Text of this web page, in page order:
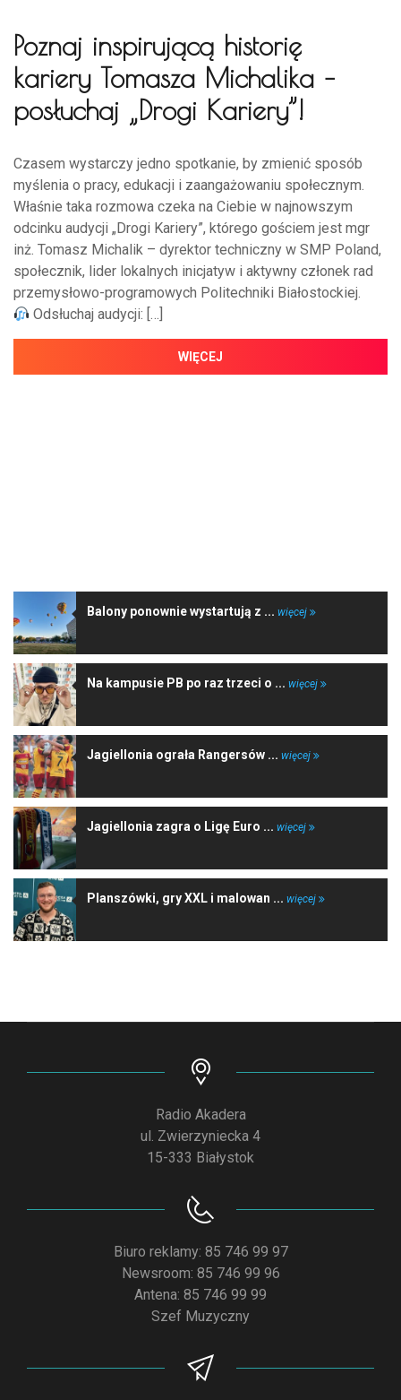
Poznaj inspirującą historię
kariery Tomasza Michalika –
posłuchaj „Drogi Kariery”!
Czasem wystarczy jedno spotkanie, by zmienić sposób
myślenia o pracy, edukacji i zaangażowaniu społecznym.
Właśnie taka rozmowa czeka na Ciebie w najnowszym
odcinku audycji „Drogi Kariery”, którego gościem jest mgr
inż. Tomasz Michalik – dyrektor techniczny w SMP Poland,
społecznik, lider lokalnych inicjatyw i aktywny członek rad
przemysłowo-programowych Politechniki Białostockiej.
Odsłuchaj audycji: […]
WIĘCEJ
Balony ponownie wystartują z ... więcej
Na kampusie PB po raz trzeci o ... więcej
Jagiellonia ograła Rangersów ... więcej
Jagiellonia zagra o Ligę Euro ... więcej
Planszówki, gry XXL i malowan ... więcej
Radio Akadera
ul. Zwierzyniecka 4
15-333 Białystok
Biuro reklamy: 85 746 99 97
Newsroom: 85 746 99 96
Antena: 85 746 99 99
Szef Muzyczny